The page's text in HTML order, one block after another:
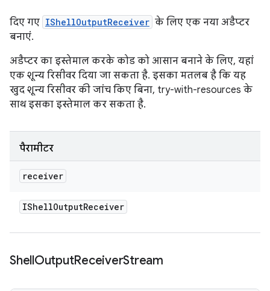
दिए गए IShellOutputReceiver के लिए एक नया अडैप्टर
बनाएं.
अडैप्टर का इस्तेमाल करके कोड को आसान बनाने के लिए, यहां
एक शून्य रिसीवर दिया जा सकता है. इसका मतलब है कि यह
खुद शून्य रिसीवर की जांच किए बिना, try-with-resources के
साथ इसका इस्तेमाल कर सकता है.
पैरामीटर
receiver
IShellOutputReceiver
ShellOutputReceiverStream